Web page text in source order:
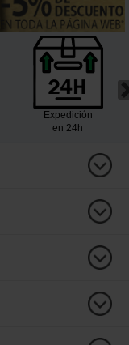
Expedición
en 24h